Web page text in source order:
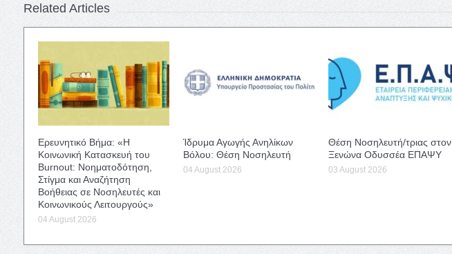
Related Articles
Ερευνητικό Βήμα: «Η
Κοινωνική Κατασκευή του
Burnout: Νοηματοδότηση,
Στίγμα και Αναζήτηση
Βοήθειας σε Νοσηλευτές και
Κοινωνικούς Λειτουργούς»
04 August 2026
Ίδρυμα Αγωγής Ανηλίκων
Βόλου: Θέση Νοσηλευτή
04 August 2026
Θέση Νοσηλευτή/τριας στον
Ξενώνα Οδυσσέα ΕΠΑΨΥ
03 August 2026